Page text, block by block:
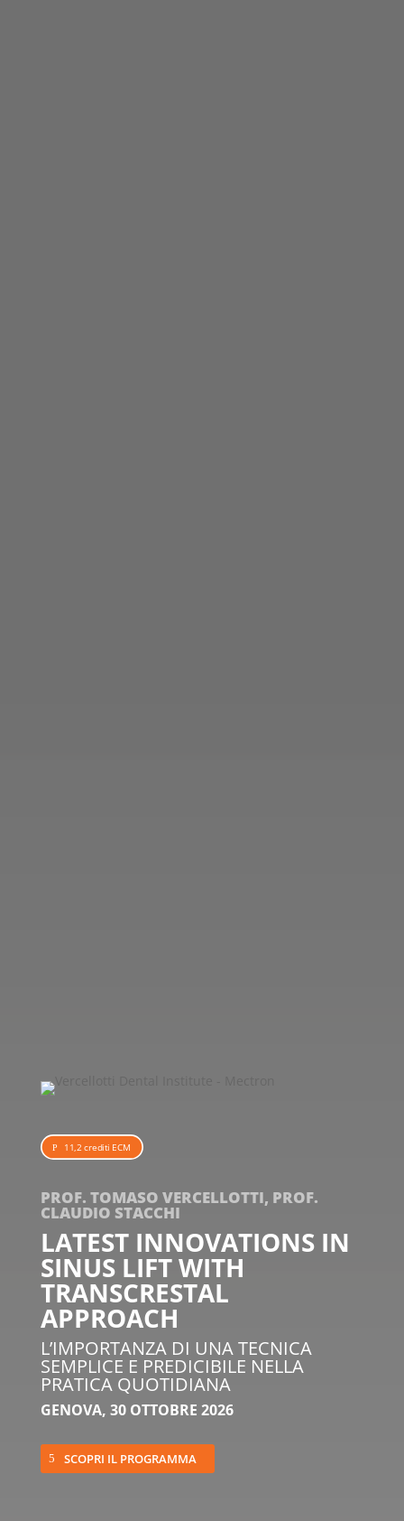
11,2 crediti ECM
PROF. TOMASO VERCELLOTTI, PROF.
CLAUDIO STACCHI
LATEST INNOVATIONS IN
SINUS LIFT WITH
TRANSCRESTAL
APPROACH
L’IMPORTANZA DI UNA TECNICA
SEMPLICE E PREDICIBILE NELLA
PRATICA QUOTIDIANA
GENOVA, 30 OTTOBRE 2026
SCOPRI IL PROGRAMMA